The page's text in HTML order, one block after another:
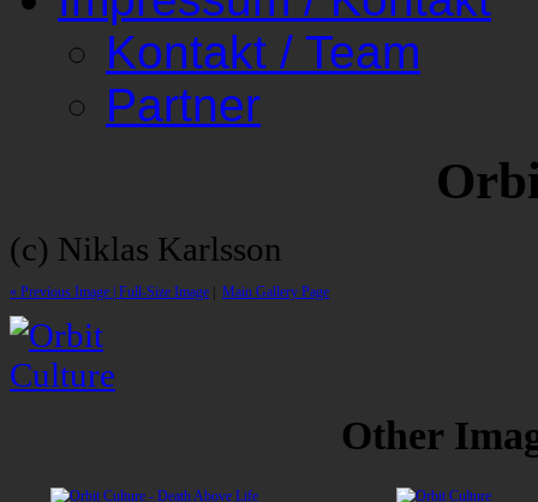
Kontakt / Team
Partner
(c) Niklas Karlsson
« Previous Image | Full-Size Image Main Gallery Page
Other